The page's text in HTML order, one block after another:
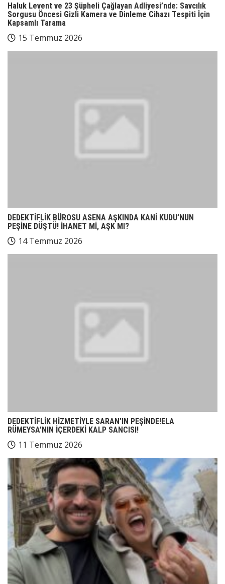
Haluk Levent ve 23 Şüpheli Çağlayan Adliyesi’nde: Savcılık
Sorgusu Öncesi Gizli Kamera ve Dinleme Cihazı Tespiti İçin
Kapsamlı Tarama
15 Temmuz 2026
DEDEKTİFLİK BÜROSU ASENA AŞKINDA KANİ KUDU’NUN
PEŞİNE DÜŞTÜ! İHANET Mİ, AŞK MI?
14 Temmuz 2026
DEDEKTİFLİK HİZMETİYLE SARAN’IN PEŞİNDE!ELA
RÜMEYSA’NIN İÇERDEKİ KALP SANCISI!
11 Temmuz 2026